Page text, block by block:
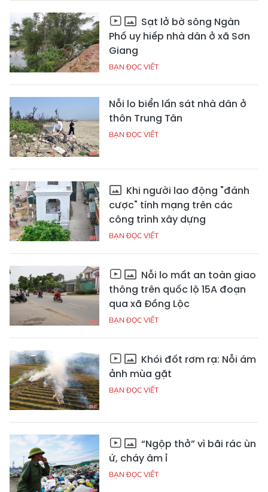
Sạt lở bờ sông Ngàn
Phố uy hiếp nhà dân ở xã Sơn
Giang
BẠN ĐỌC VIẾT
Nỗi lo biển lấn sát nhà dân ở
thôn Trung Tân
BẠN ĐỌC VIẾT
Khi người lao động "đánh
cược" tính mạng trên các
công trình xây dựng
BẠN ĐỌC VIẾT
Nỗi lo mất an toàn giao
thông trên quốc lộ 15A đoạn
qua xã Đồng Lộc
BẠN ĐỌC VIẾT
Khói đốt rơm rạ: Nỗi ám
ảnh mùa gặt
BẠN ĐỌC VIẾT
“Ngộp thở” vì bãi rác ùn
ứ, cháy âm ỉ
BẠN ĐỌC VIẾT